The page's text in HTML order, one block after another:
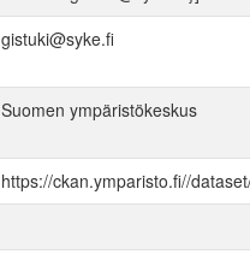
gistuki@syke.fi
Suomen ympäristökeskus
https://ckan.ymparisto.fi//